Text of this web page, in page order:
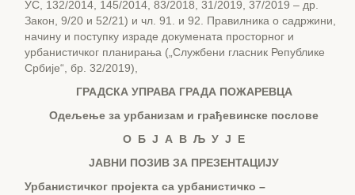
УС, 132/2014, 145/2014, 83/2018, 31/2019, 37/2019 – др.
Закон, 9/20 и 52/21) и чл. 91. и 92. Правилника о садржини,
начину и поступку израде докумената просторног и
урбанистичког планирања („Службени гласник Републике
Србије“, бр. 32/2019),
ГРАДСКА УПРАВА ГРАДА ПОЖАРЕВЦА
Одељење за урбанизам и грађевинске послове
О Б Ј А В Љ У Ј Е
ЈАВНИ ПОЗИВ ЗА ПРЕЗЕНТАЦИЈУ
Урбанистичког пројекта са урбанистичко –